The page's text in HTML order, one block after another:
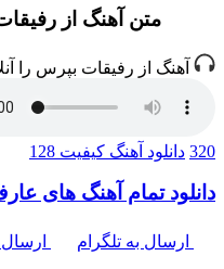
متن آهنگ از
آهنگ از رفیقات بپرس را
320 دانلود آهنگ کیفیت 128
دانلود تمام آهنگ های
ارسال به تلگرام